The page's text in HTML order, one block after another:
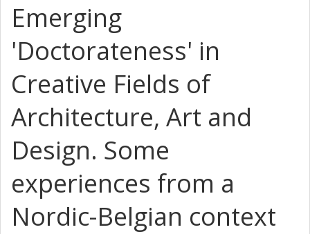
Emerging
'Doctorateness' in
Creative Fields of
Architecture, Art and
Design. Some
experiences from a
Nordic-Belgian context